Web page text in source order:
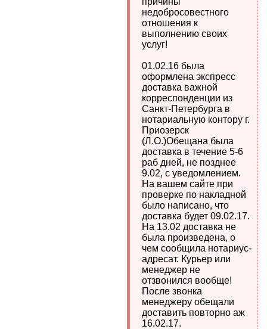
недобросовестного
отношения к
выполнению своих
услуг!
01.02.16 была
оформлена экспресс
доставка важной
корреспонденции из
Санкт-Петербурга в
нотариальную контору г.
Приозерск
(Л.О.)Обещана была
доставка в течение 5-6
раб дней, не позднее
9.02, с уведомлением.
На вашем сайте при
проверке по накладной
было написано, что
доставка будет 09.02.17.
На 13.02 доставка не
была произведена, о
чем сообщила нотариус-
адресат. Курьер или
менеджер не
отзвонился вообще!
После звонка
менеджеру обещали
доставить повторно аж
16.02.17.